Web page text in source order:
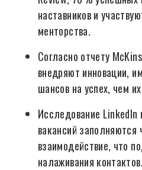
наставников и
менторства.
Согласно отчету
внедряют инновации,
шансов на успех, чем
Исследование
вакансий заполняются
взаимодействие, что
налаживания контактов.